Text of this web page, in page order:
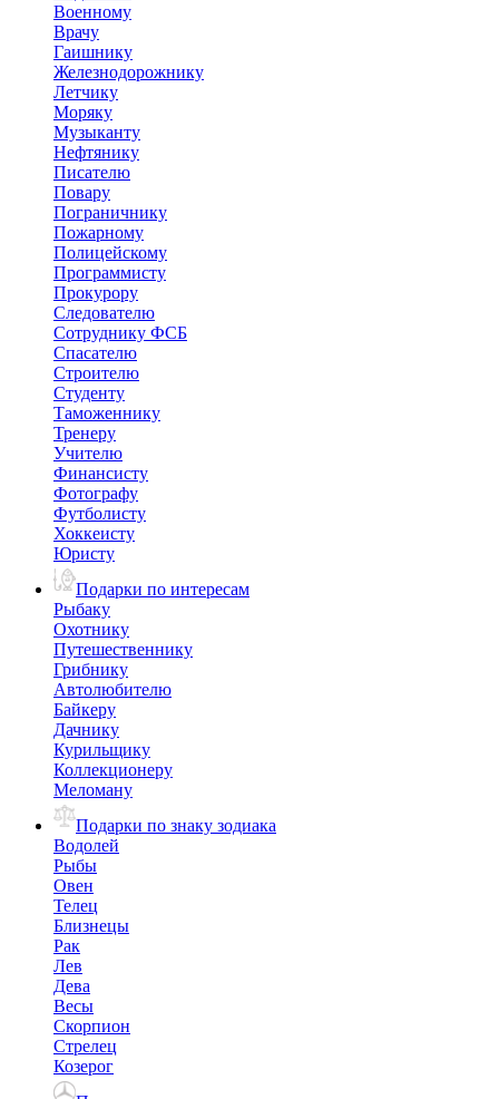
Военному
Врачу
Гаишнику
Железнодорожнику
Летчику
Моряку
Музыканту
Нефтянику
Писателю
Повару
Пограничнику
Пожарному
Полицейскому
Программисту
Прокурору
Следователю
Сотруднику ФСБ
Спасателю
Строителю
Студенту
Таможеннику
Тренеру
Учителю
Финансисту
Фотографу
Футболисту
Хоккеисту
Юристу
Подарки по интересам
Рыбаку
Охотнику
Путешественнику
Грибнику
Автолюбителю
Байкеру
Дачнику
Курильщику
Коллекционеру
Меломану
Подарки по знаку зодиака
Водолей
Рыбы
Овен
Телец
Близнецы
Рак
Лев
Дева
Весы
Скорпион
Стрелец
Козерог